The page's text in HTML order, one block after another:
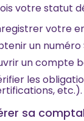
votre statut
votre
un numéro
un compte
les
etc.).
sa